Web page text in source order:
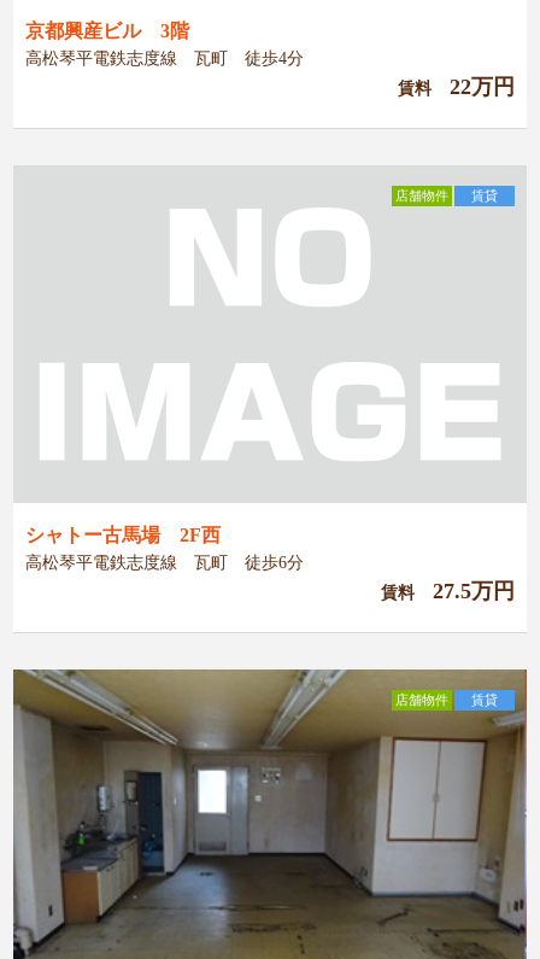
京都興産ビル 3階
高松琴平電鉄志度線 瓦町 徒歩4分
賃料
22万円
シャトー古馬場 2F西
店舗物件 賃貸
高松琴平電鉄志度線 瓦町 徒歩6分
賃料
27.5万円
店舗物件 賃貸